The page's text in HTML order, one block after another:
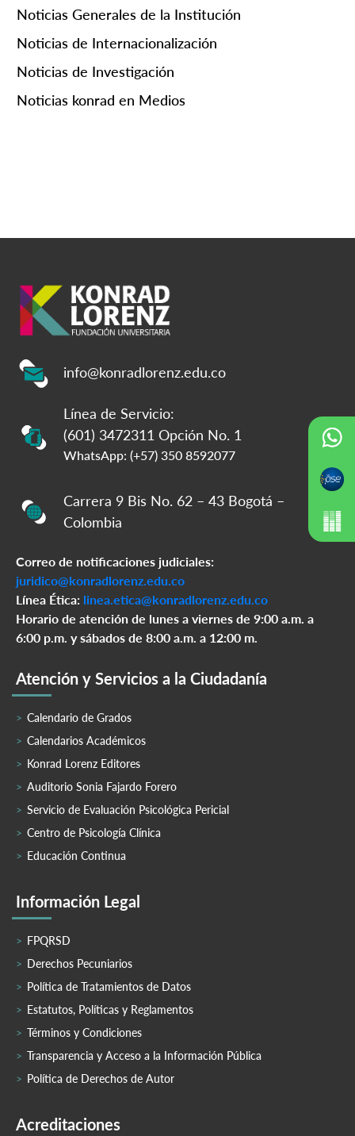
Noticias Generales de la Institución
Noticias de Internacionalización
Noticias de Investigación
Noticias konrad en Medios
info@konradlorenz.edu.co
Línea de Servicio:
(601) 3472311 Opción No. 1
WhatsApp: (+57) 350 8592077
Carrera 9 Bis No. 62 – 43 Bogotá –
Colombia
Correo de notificaciones judiciales:
juridico@konradlorenz.edu.co
Línea Ética: linea.etica@konradlorenz.edu.co
Horario de atención de lunes a viernes de 9:00 a.m. a
6:00 p.m. y sábados de 8:00 a.m. a 12:00 m.
Atención y Servicios a la Ciudadanía
Calendario de Grados
Calendarios Académicos
Konrad Lorenz Editores
Auditorio Sonia Fajardo Forero
Servicio de Evaluación Psicológica Pericial
Centro de Psicología Clínica
Educación Continua
Información Legal
FPQRSD
Derechos Pecuniarios
Política de Tratamientos de Datos
Estatutos, Políticas y Reglamentos
Términos y Condiciones
Transparencia y Acceso a la Información Pública
Política de Derechos de Autor
Acreditaciones